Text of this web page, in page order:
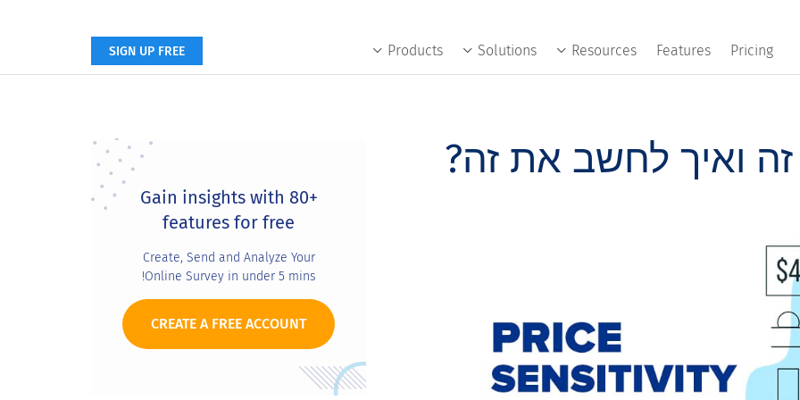
Products Solutions Resources Features Pricing
SIGN UP FREE
ואיך לחשב את זה?
Sidebar
Gain insights with 80+
features for free
Create, Send and Analyze Your
Online Survey in under 5 mins!
CREATE A FREE ACCOUNT